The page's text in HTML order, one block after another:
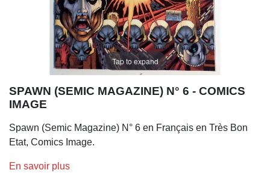
Tap to expand
SPAWN (SEMIC MAGAZINE) N° 6 - COMICS
IMAGE
Spawn (Semic Magazine) N° 6 en Français en Très Bon
Etat, Comics Image.
En savoir plus